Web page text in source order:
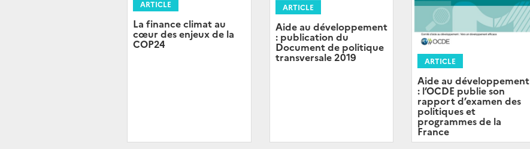
ARTICLE
La finance climat au
cœur des enjeux de la
COP24
ARTICLE
Aide au développement
: publication du
Document de politique
transversale 2019 ARTICLE
Aide au développement
: l’OCDE publie son
rapport d’examen des
politiques et
programmes de la
France